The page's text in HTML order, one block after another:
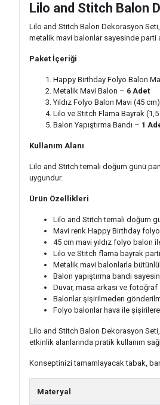
Lilo and Stitch Balon
Lilo and Stitch Balon Dekorasyon
metalik mavi balonlar sayesinde parti
Paket İçeriği
Happy Birthday Folyo Balon
Metalik Mavi Balon – 6 Adet
Yıldız Folyo Balon Mavi (45
Lilo ve Stitch Flama Bayrak
Balon Yapıştırma Bandı – 1
Kullanım Alanı
Lilo and Stitch temalı doğum günü
uygundur.
Ürün Özellikleri
Lilo and Stitch temalı doğum
Mavi renk Happy Birthday
45 cm mavi yıldız folyo balon
Lilo ve Stitch flama bayrak
Metalik mavi balonlarla
Balon yapıştırma bandı
Duvar, masa arkası ve
Balonlar şişirilmeden
Folyo balonlar hava ile
Lilo and Stitch Balon Dekorasyon
etkinlik alanlarında pratik kullanım
Konseptinizi tamamlayacak tabak,
Materyal